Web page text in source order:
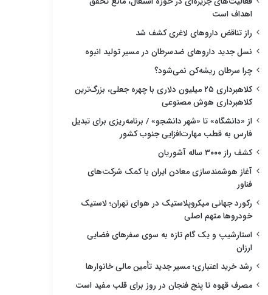
اهداف است
راز تناقض داروهای لاغری کشف شد
نسل جدید داروهای ضدسرطان در مسیر تولید انبوه
چرا سرطان ریشه‌کن نمی‌شود؟
کلاهبرداری ۲۵ میلیون دلاری با چهره جعلی، بزرگ‌ترین
کلاهبرداری هوش مصنوعی
از «دانشگاه» تا «شهر دانشجو» / برنامه‌ریزی برای تبدیل
فارس به قطب مهارت‌افزایی جنوب کشور
کشف راز ۳۰۰۰ ساله آشوریان
آغاز هوشمندسازی معادن ایران با کمک شرکت‌های
فناور
رکورد جهانی میکروپلاستیک در هوای تهران؛ لاستیک
خودروها متهم اصلی
استارشیپ و یک گام تازه به سوی سفرهای فضایی
ارزان
رشد خرید اعتباری؛ مسیر جدید تأمین مالی خانوارها
مصرف قهوه تا پنج فنجان در روز برای قلب مفید است